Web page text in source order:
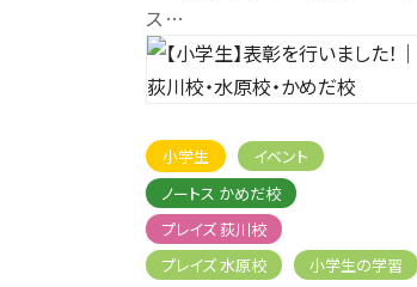
ス…
小学生
イベント
ノートス かめだ校
プレイズ 荻川校
プレイズ 水原校
小学生の学習